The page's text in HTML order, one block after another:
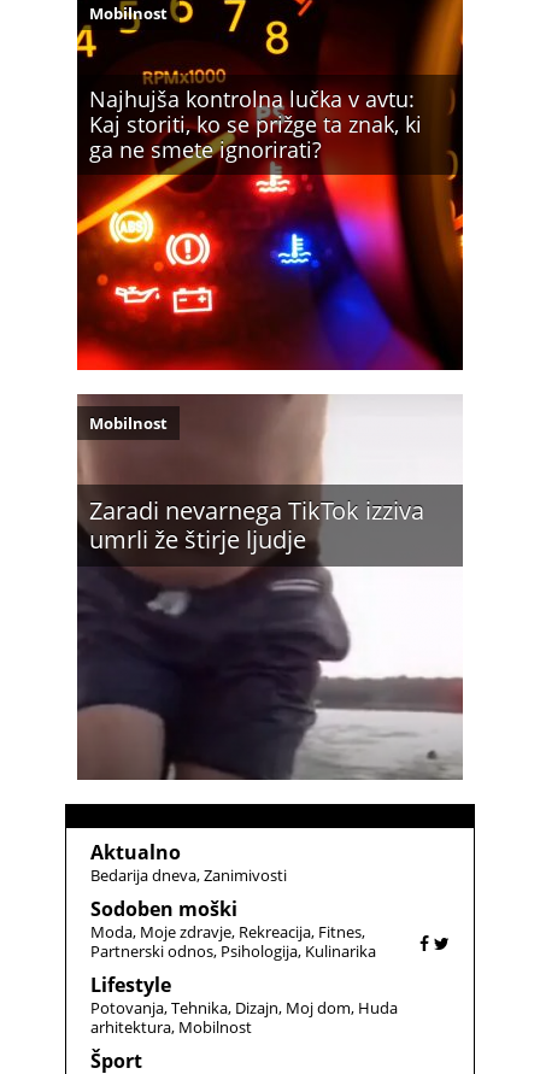
Najhujša kontrolna lučka v avtu:
Kaj storiti, ko se prižge ta znak, ki
ga ne smete ignorirati?
Mobilnost
Zaradi nevarnega TikTok izziva
umrli že štirje ljudje
Mobilnost
Aktualno
Bedarija dneva Zanimivosti
Sodoben moški
Moda Moje zdravje Rekreacija Fitnes
Partnerski odnos Psihologija Kulinarika
Lifestyle
Potovanja Tehnika Dizajn Moj dom Huda
arhitektura Mobilnost
Šport